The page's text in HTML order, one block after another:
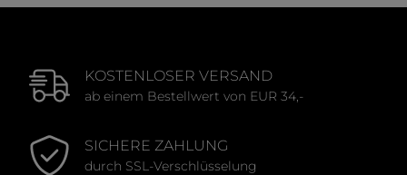
KOSTENLOSER VERSAND
ab einem Bestellwert von EUR 34,-
SICHERE ZAHLUNG
durch SSL-Verschlüsselung